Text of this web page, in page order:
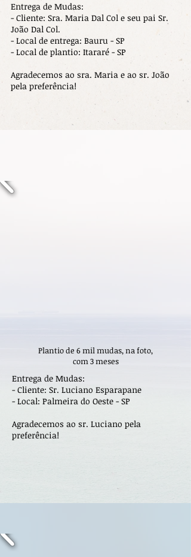
Entrega de Mudas:
- Cliente: Sra. Maria Dal Col e seu pai Sr.
João Dal Col.
- Local de entrega: Bauru - SP
- Local de plantio: Itararé - SP
Agradecemos ao sra. Maria e ao sr. João
pela preferência!
Plantio de 6 mil mudas, na foto,
com 3 meses
Entrega de Mudas:
- Cliente: Sr. Luciano Esparapane
- Local: Palmeira do Oeste - SP
Agradecemos ao sr. Luciano pela
preferência!